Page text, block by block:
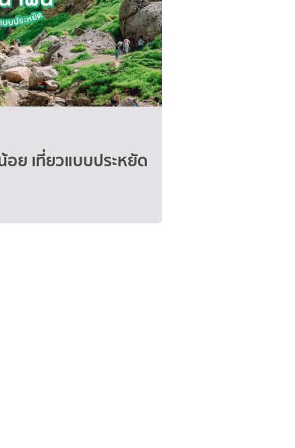
ย เที่ยวแบบประหยัด